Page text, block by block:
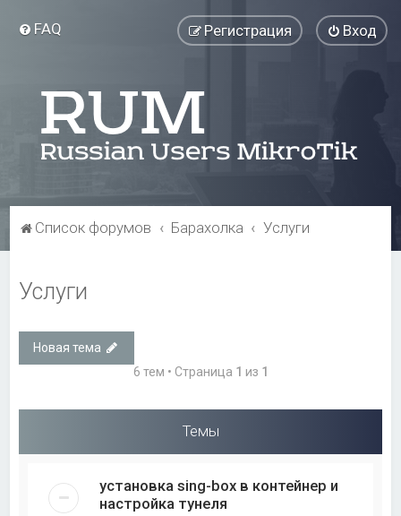
FAQ Вход
Регистрация
Список форумов Барахолка Услуги
Услуги
Новая тема
6 тем • Страница 1 из 1
Темы
установка sing-box в контейнер и
настройка тунеля